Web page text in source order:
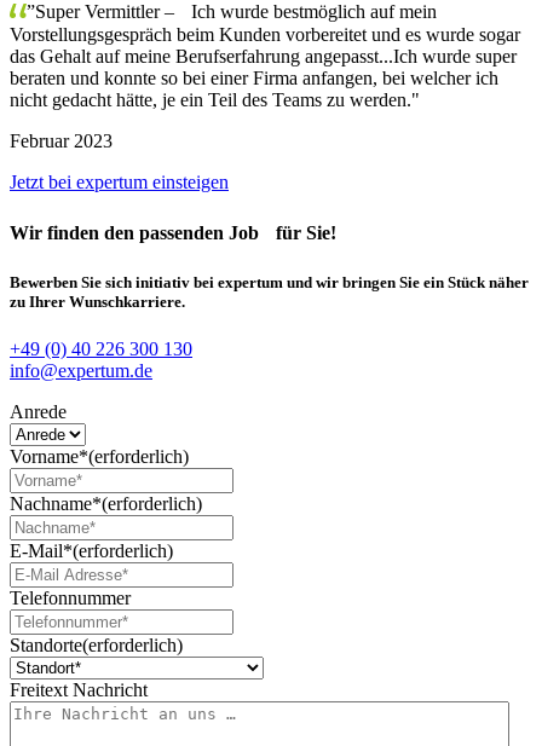
”Super Vermittler – Ich wurde bestmöglich auf mein
Vorstellungsgespräch beim Kunden vorbereitet und es wurde sogar
das Gehalt auf meine Berufserfahrung angepasst...Ich wurde super
beraten und konnte so bei einer Firma anfangen, bei welcher ich
nicht gedacht hätte, je ein Teil des Teams zu werden."
Februar 2023
Jetzt bei expertum einsteigen
Wir finden den passenden Job für Sie!
Bewerben Sie sich initiativ bei expertum und wir bringen Sie ein Stück näher
zu Ihrer Wunschkarriere.
+49 (0) 40 226 300 130
info@expertum.de
Anrede
Vorname*(erforderlich)
Nachname*(erforderlich)
E-Mail*(erforderlich)
Telefonnummer
Standorte(erforderlich)
Freitext Nachricht